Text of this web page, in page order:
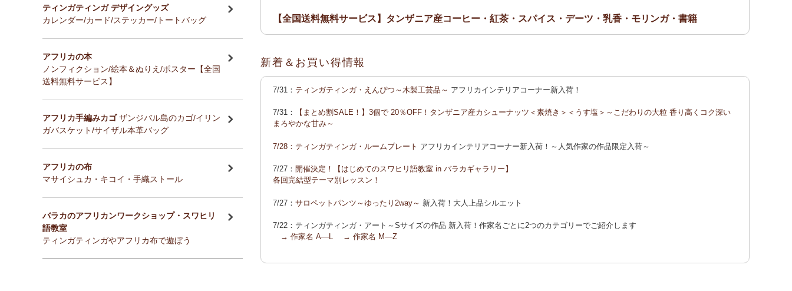
【全国送料無料サービス】タンザニア産コーヒー・紅茶・スパイス・デーツ・乳香・モリンガ・書籍
カンガ～アフリカの生活布～ 新柄入荷！〈大判復刻版〉入荷！
花柄、アフリカの面白柄、ジオメトリック柄など5つのカテゴリーでご紹介します
カンガ 会員様お買い得！
カンガ 人気柄が限定数再入荷！ 限定生産記念カンガ 会員セール中！
◆お買い上げ商品へのご感想をお送り下さると、お買い物に使えるポイントプレゼント！詳しくは、こちら！
新着＆お買い得情報
7/31： ティンガティンガ・えんぴつ～木製工芸品～ アフリカインテリアコーナー新入荷！
7/31：
【まとめ割SALE！】3個で 20％OFF！タンザニア産カシューナッツ＜素焼き＞＜うす塩＞～こだわりの大粒 香り高くコク深い
まろやかな甘み～
7/28： ティンガティンガ・ルームプレート アフリカインテリアコーナー新入荷！～人気作家の作品限定入荷～
7/27： 開催決定！【はじめてのスワヒリ語教室 in バラカギャラリー】
各回完結型テーマ別レッスン！
7/27： サロペットパンツ～ゆったり2way～ 新入荷！大人上品シルエット
7/22：ティンガティンガ・アート～Sサイズの作品 新入荷！作家名ごとに2つのカテゴリーでご紹介します
→ 作家名 A―L
→ 作家名 M―Z
ティンガティンガ デザイングッズ
カレンダー/カード/ステッカー/トートバッグ
アフリカの本
ノンフィクション/絵本＆ぬりえ/ポスター【全国
送料無料サービス】
アフリカ手編みカゴザンジバル島のカゴ/イリン
ガバスケット/サイザル本革バッグ
アフリカの布
マサイシュカ・キコイ・手織ストール
バラカのアフリカンワークショップ・スワヒリ
語教室
ティンガティンガやアフリカ布で遊ぼう